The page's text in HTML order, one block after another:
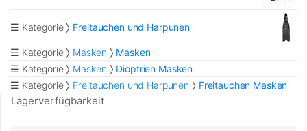
☰ Kategorie Freitauchen und Harpunen
☰ Kategorie Masken
Masken
☰ Kategorie
Masken
Dioptrien Masken
☰ Kategorie
Freitauchen und Harpunen Freitauchen Masken
Lagerverfügbarkeit